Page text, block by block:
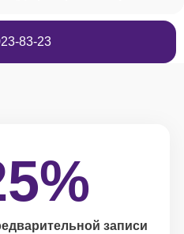
83-23
записи